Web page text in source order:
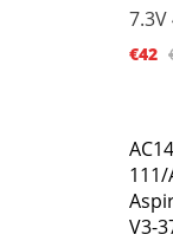
7.3V
€42
111/
V3-